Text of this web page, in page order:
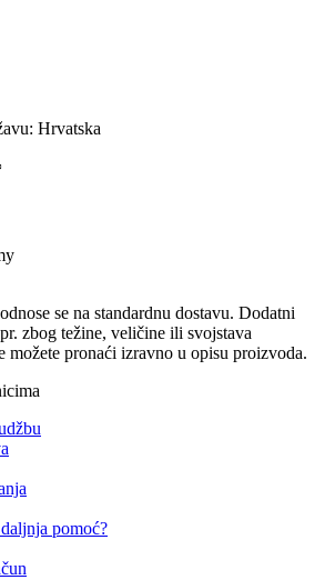
Hrvatska
se na standardnu ​​dostavu. Dodatni
zbog težine, veličine ili svojstava
možete pronaći izravno u opisu proizvoda.
pomoć?